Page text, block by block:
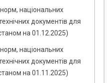
національних
документів для
на 01.12.2025)
національних
документів для
на 01.11.2025)